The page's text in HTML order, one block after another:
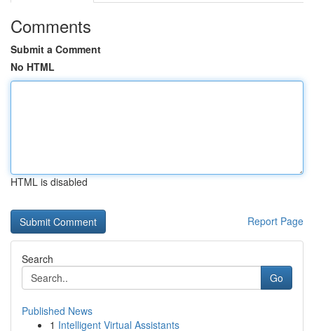
Comments
Submit a Comment
No HTML
HTML is disabled
Report Page
Search
Go
Published News
1 Intelligent Virtual Assistants